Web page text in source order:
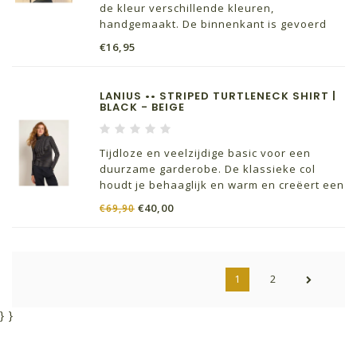
de kleur verschillende kleuren,
handgemaakt. De binnenkant is gevoerd
aan vast. Echt een aanrader voor elke
€16,95
LANIUS •• STRIPED TURTLENECK SHIRT |
BLACK - BEIGE
Tijdloze en veelzijdige basic voor een
duurzame garderobe. De klassieke col
houdt je behaaglijk en warm en creëert een
patroon geeft het shirt een zekere
€69,90 €40,00
1 2
} }